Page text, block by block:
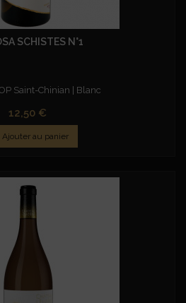
SCHISTES N°1
Saint-Chinian | Blanc
Prix
12,50 €
Ajouter au panier